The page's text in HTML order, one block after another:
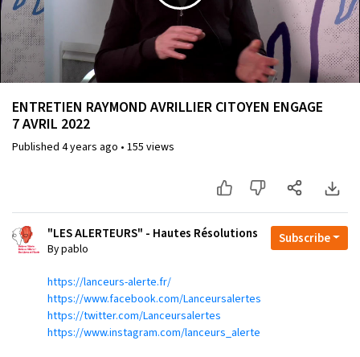
Video
ENTRETIEN RAYMOND AVRILLIER CITOYEN ENGAGE
7 AVRIL 2022
Published 4 years ago • 155 views
"LES ALERTEURS" - Hautes Résolutions
By pablo
Subscribe
https://lanceurs-alerte.fr/
https://www.facebook.com/Lanceursalertes
https://twitter.com/Lanceursalertes
https://www.instagram.com/lanceurs_alerte